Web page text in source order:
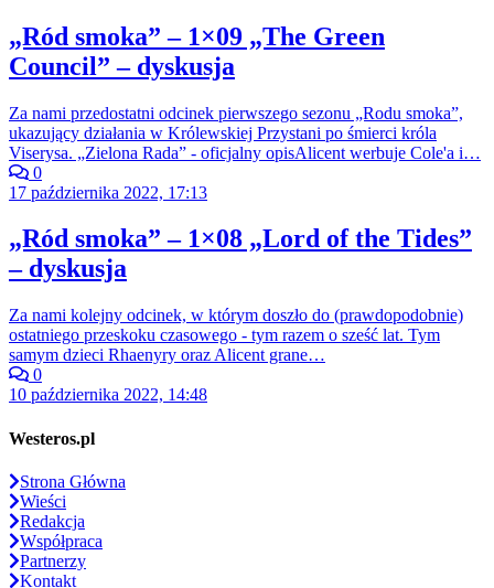
„Ród smoka” – 1×09 „The Green
Council” – dyskusja
Za nami przedostatni odcinek pierwszego sezonu „Rodu smoka”,
ukazujący działania w Królewskiej Przystani po śmierci króla
Viserysa. „Zielona Rada” - oficjalny opisAlicent werbuje Cole'a i…
0
17 października 2022, 17:13
„Ród smoka” – 1×08 „Lord of the Tides”
– dyskusja
Za nami kolejny odcinek, w którym doszło do (prawdopodobnie)
ostatniego przeskoku czasowego - tym razem o sześć lat. Tym
samym dzieci Rhaenyry oraz Alicent grane…
0
10 października 2022, 14:48
Westeros.pl
Strona Główna
Wieści
Redakcja
Współpraca
Partnerzy
Kontakt